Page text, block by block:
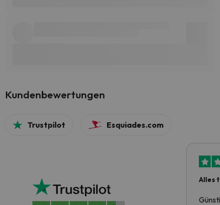
Kundenbewertungen
Trustpilot Esquiades.com
Alles